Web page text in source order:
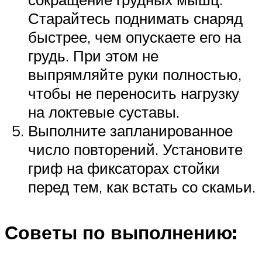
Старайтесь поднимать снаряд
быстрее, чем опускаете его на
грудь. При этом не
выпрямляйте руки полностью,
чтобы не переносить нагрузку
на локтевые суставы.
Выполните запланированное
число повторений. Установите
гриф на фиксаторах стойки
перед тем, как встать со скамьи.
Советы по выполнению: